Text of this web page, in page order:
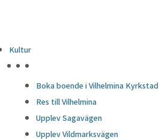
Kultur
Boka boende i Vilhelmina Kyrkstad
Res till Vilhelmina
Upplev Sagavägen
Upplev Vildmarksvägen